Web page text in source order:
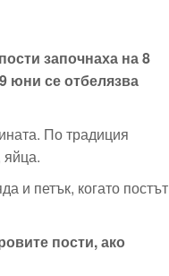
започнаха на 8
юни се отбелязва
По традиция
яйца.
и петък, когато постът
пости, ако